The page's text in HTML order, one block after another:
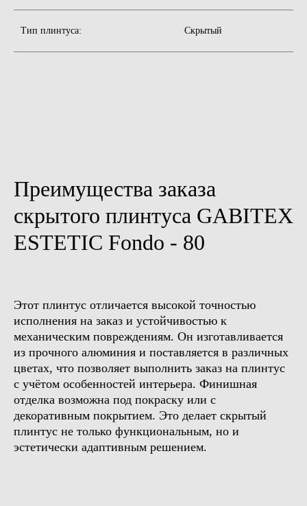
Тип плинтуса: Скрытый
Преимущества заказа
скрытого плинтуса GABITEX
ESTETIC Fondo - 80
Этот плинтус отличается высокой точностью
исполнения на заказ и устойчивостью к
механическим повреждениям. Он изготавливается
из прочного алюминия и поставляется в различных
цветах, что позволяет выполнить заказ на плинтус
с учётом особенностей интерьера. Финишная
отделка возможна под покраску или с
декоративным покрытием. Это делает скрытый
плинтус не только функциональным, но и
эстетически адаптивным решением.